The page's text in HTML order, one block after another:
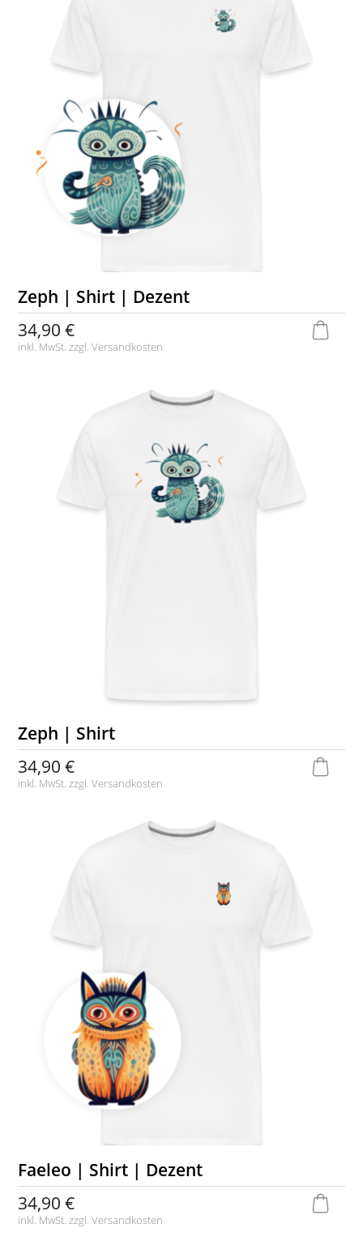
Zeph | Shirt | Dezent
34,90 €
inkl. MwSt. zzgl.Versandkosten
Zeph | Shirt
34,90 €
inkl. MwSt. zzgl.Versandkosten
Faeleo | Shirt | Dezent
34,90 €
inkl. MwSt. zzgl.Versandkosten